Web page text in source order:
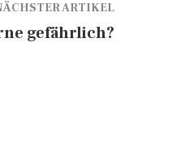
ARTIKEL
gefährlich?